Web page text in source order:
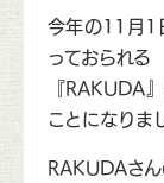
今年の11月1
っておられる
『RAKUDA
ことになりま
RAKUDAさ